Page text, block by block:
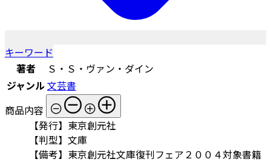
キーワード
著者
Ｓ・Ｓ・ヴァン・ダイン
ジャンル文芸書
商品内容
【発行】東京創元社
【判型】文庫
【備考】東京創元社文庫復刊フェア２００４対象書籍